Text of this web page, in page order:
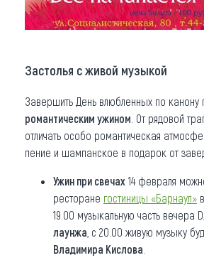
Застолья с живой музыкой
Завершить День влюбленных по канону
романтическим ужином . От рядовой
отличать особо романтическая
пение и шампанское в подарок от
Ужин при свечах 14 февраля
ресторане гостиницы «Барнаул»
19.00 музыкальную часть вечера
лаунжа , с 20.00 живую музыку
Владимира Кислова